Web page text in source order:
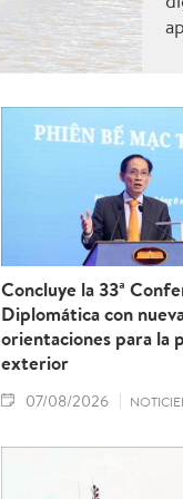
Concluye la 33ª
Diplomática con
orientaciones para la
exterior
07/08/2026